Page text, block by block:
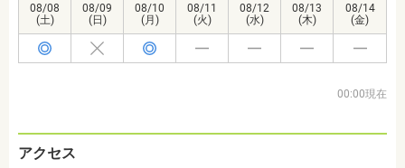
08/08
(土)
08/09
(日)
08/10
(月)
08/11
(火)
08/12
(水)
08/13
(木)
08/14
(金)
00:00現在
アクセス